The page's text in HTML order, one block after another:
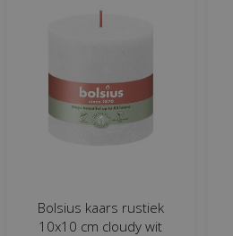
Bolsius kaars rustiek
10x10 cm cloudy wit